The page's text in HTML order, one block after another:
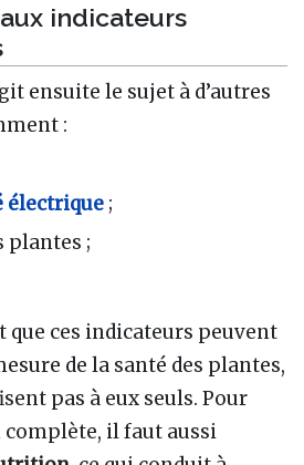
indicateurs
ensuite le sujet à d’autres
:
électrique ;
plantes ;
que ces indicateurs peuvent
de la santé des plantes,
pas à eux seuls. Pour
il faut aussi